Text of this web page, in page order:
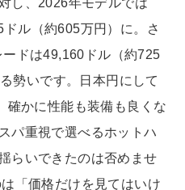
し、2026年モデルでは
ドル（約605万円）に。さ
ドは49,160ドル（約725
勢いです。日本円にして
確かに性能も装備も良くな
パ重視で選べるホットハ
らいできたのは否めませ
「価格だけを見てはいけ